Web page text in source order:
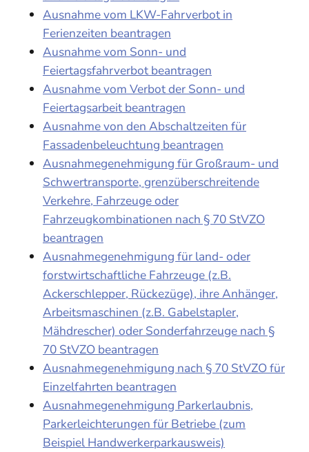
Ausnahme vom LKW-Fahrverbot in
Ferienzeiten beantragen
Ausnahme vom Sonn- und
Feiertagsfahrverbot beantragen
Ausnahme vom Verbot der Sonn- und
Feiertagsarbeit beantragen
Ausnahme von den Abschaltzeiten für
Fassadenbeleuchtung beantragen
Ausnahmegenehmigung für Großraum- und
Schwertransporte, grenzüberschreitende
Verkehre, Fahrzeuge oder
Fahrzeugkombinationen nach § 70 StVZO
beantragen
Ausnahmegenehmigung für land- oder
forstwirtschaftliche Fahrzeuge (z.B.
Ackerschlepper, Rückezüge), ihre Anhänger,
Arbeitsmaschinen (z.B. Gabelstapler,
Mähdrescher) oder Sonderfahrzeuge nach §
70 StVZO beantragen
Ausnahmegenehmigung nach § 70 StVZO für
Einzelfahrten beantragen
Ausnahmegenehmigung Parkerlaubnis,
Parkerleichterungen für Betriebe (zum
Beispiel Handwerkerparkausweis)